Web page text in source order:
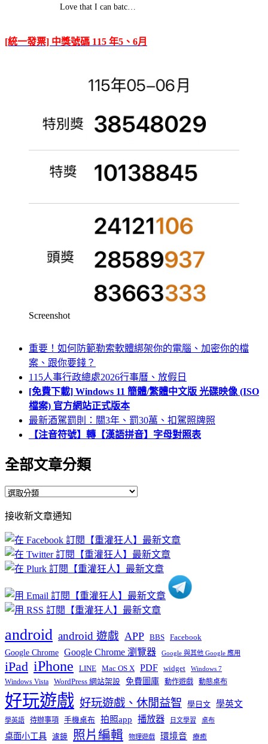
Love that I can batc…
[統一發票] 中獎號碼 115 年5、6月
Screenshot
重要！如何防範勒索軟體綁架你的電腦、加密你的檔
案、跟你要錢？
115人事行政總處2026行事曆、放假日
[免費下載] Windows 11 簡體/繁體中文版 光碟映像 (ISO
檔案) 官方網站正式版本
最新酒駕罰則：關3年、罰30萬、扣駕照牌照
【注音符號】轉【漢語拼音】字母對照表
全部文章分類
全
文
章
分
類
接收新文章通知
android android 遊戲 APP BBS Facebook
Google Chrome Google Chrome 瀏覽器 Google 與其他 Google 應用
iPad iPhone LINE Mac OS X PDF widget Windows 7
Windows Vista WordPress 網站架設 免費圖庫 動作遊戲 動態桌布
好玩遊戲 好玩遊戲、休閒益智 學日文 學英文
學英語 待辦事項 手機桌布 拍照app 播放器 日文學習 桌布
桌面小工具 濾鏡 照片編輯 物理遊戲 環境音 療癒